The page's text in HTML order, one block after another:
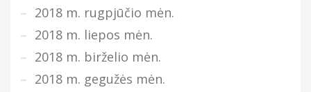
2018 m. rugpjūčio mėn.
2018 m. liepos mėn.
2018 m. birželio mėn.
2018 m. gegužės mėn.